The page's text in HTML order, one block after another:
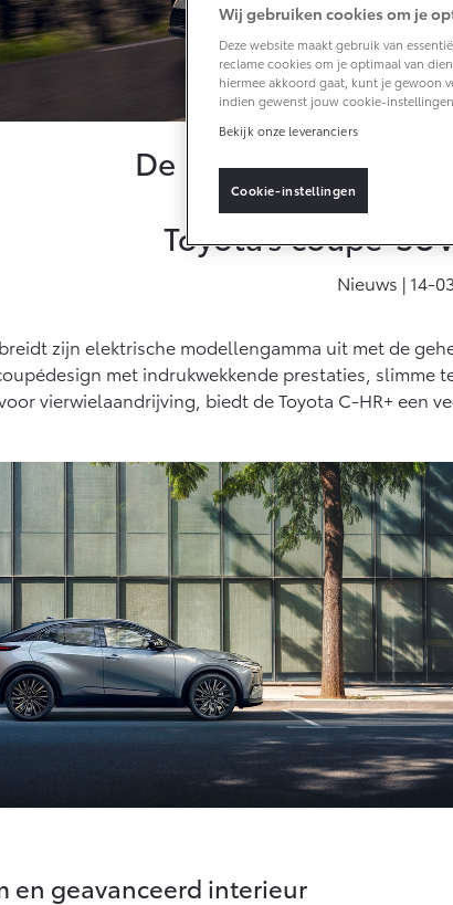
Vanaf € 33.495,- Vanaf € 35.495,-
RAV4
PLUG-IN HYBRIDE
Vanaf € 49.995,-
WATERSTOF-
ELEKTRISCH
Vanaf € 76.695,-
BTW)
OOK ALS
ELEKTRISCH
Vanaf € 27.945,-
Proace Max (excl.
BTW)
OOK ALS BATTERIJ-
ELEKTRISCH
Vanaf € 46.301,-
Hilux (excl. BTW)
OOK ALS
ELEKTRISCH
Vanaf € 56.570,-
De nieuwe Toyota
Toyota’s coupé-
Nieuws | 14-
zijn elektrische modellengamma uit met de
met indrukwekkende prestaties, slimme
vierwielaandrijving, biedt de Toyota C-HR+ een
en geavanceerd interieur
Wij gebruiken cookies om je
Deze website maakt gebruik van
reclame cookies om je optimaal van
hiermee akkoord gaat, kunt je gewoon
indien gewenst jouw cookie-instellingen
Bekijk onze leveranciers
Cookie-instellingen